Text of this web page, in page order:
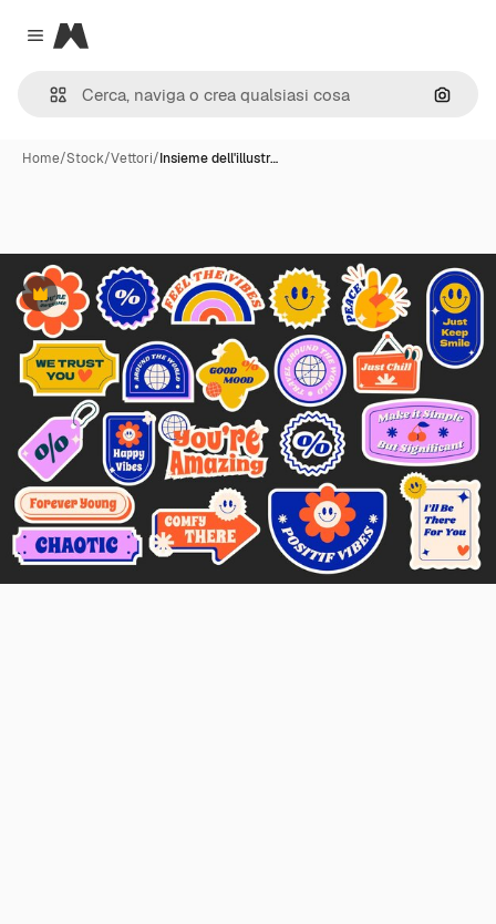
Close menu
Magnific
Cerca
Home/Stock/Vettori/Insieme dell'illustr…
Premium